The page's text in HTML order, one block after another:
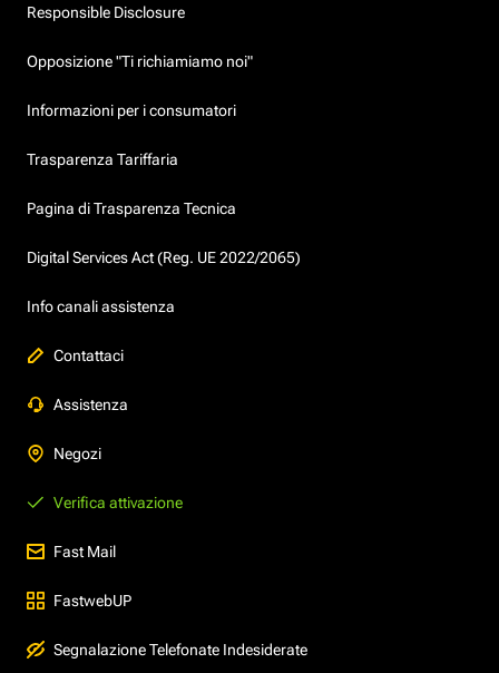
Responsible Disclosure
Opposizione "Ti richiamiamo noi"
Informazioni per i consumatori
Trasparenza Tariffaria
Pagina di Trasparenza Tecnica
Digital Services Act (Reg. UE 2022/2065)
Info canali assistenza
Contattaci
Assistenza
Negozi
Verifica attivazione
Fast Mail
FastwebUP
Segnalazione Telefonate Indesiderate